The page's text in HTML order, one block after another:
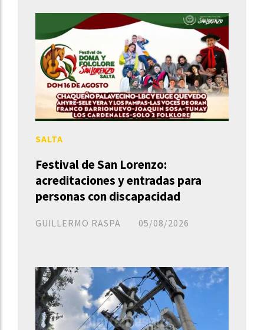
Festival de San Lorenzo:
acreditaciones y entradas para
personas con discapacidad
GUILLERMO RASPA
SALTA
05/08/2026